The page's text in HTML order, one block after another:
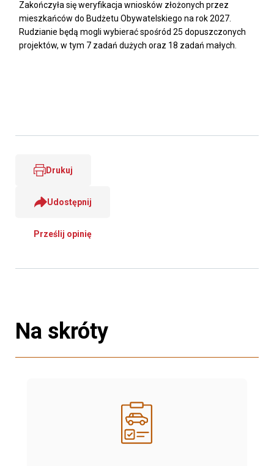
Zakończyła się weryfikacja wniosków złożonych przez
mieszkańców do Budżetu Obywatelskiego na rok 2027.
Rudzianie będą mogli wybierać spośród 25 dopuszczonych
projektów, w tym 7 zadań dużych oraz 18 zadań małych.
Drukuj
Udostępnij
Prześlij opinię
Na skróty